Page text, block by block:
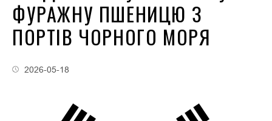
ФУРАЖНУ ПШЕНИЦЮ З
ПОРТІВ ЧОРНОГО МОРЯ
2026-05-18